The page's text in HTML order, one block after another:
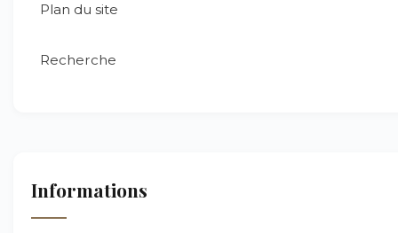
Plan du site
Recherche
Informations